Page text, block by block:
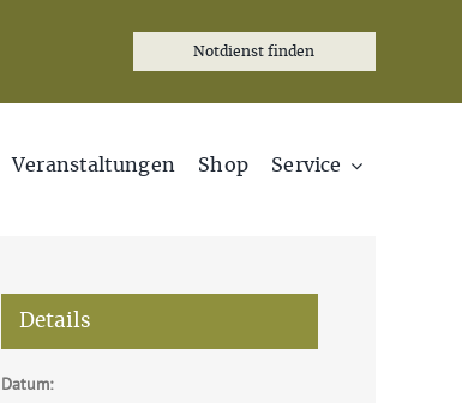
Notdienst finden
Veranstaltungen Shop Service
Details
Datum: